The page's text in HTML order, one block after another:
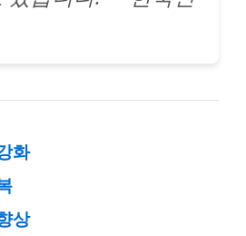
화
상